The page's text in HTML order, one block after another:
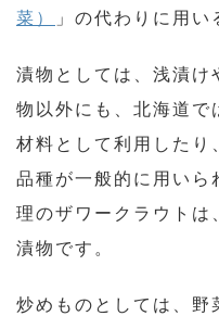
菜）
」の代わりに用い
漬物としては、浅漬け
物以外にも、北海道で
材料として利用したり
品種が一般的に用いら
理のザワークラウトは
漬物です。
炒めものとしては、野